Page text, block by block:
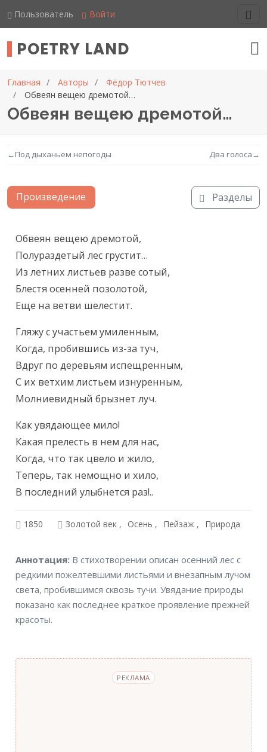
Пользователь Войти
POETRY LAND
Главная Авторы
Фёдор Тютчев
Обвеян вещею дремотой…
Обвеян вещею дремотой…
←Под дыханьем непогоды Два голоса→
Произведение Разделы
Текст произведения
Обвеян вещею дремотой,
Полураздетый лес грустит…
Из летних листьев разве сотый,
Блестя осенней позолотой,
Еще на ветви шелестит.
Гляжу с участьем умиленным,
Когда, пробившись из-за туч,
Вдруг по деревьям испещренным,
С их ветхим листьем изнуренным,
Молниевидный брызнет луч.
Как увядающее мило!
Какая прелесть в нем для нас,
Когда, что так цвело и жило,
Теперь, так немощно и хило,
В последний улыбнется раз!..
1850 Золотой век Осень Пейзаж Природа
Аннотация
Аннотация: В стихотворении описан осенний лес с
редкими пожелтевшими листьями и внезапным лучом
света, пробившимся сквозь тучи. Увядание природы
показано как последнее краткое проявление прежней
красоты.
РЕКЛАМА